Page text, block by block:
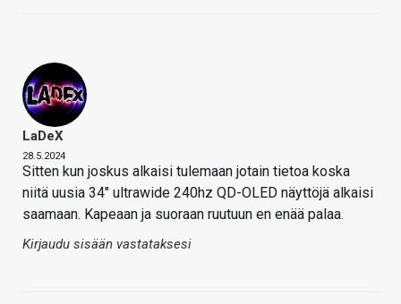
LaDeX
28.5.2024
Sitten kun joskus alkaisi tulemaan jotain tietoa koska
niitä uusia 34" ultrawide 240hz QD-OLED näyttöjä alkaisi
saamaan. Kapeaan ja suoraan ruutuun en enää palaa.
Kirjaudu sisään vastataksesi